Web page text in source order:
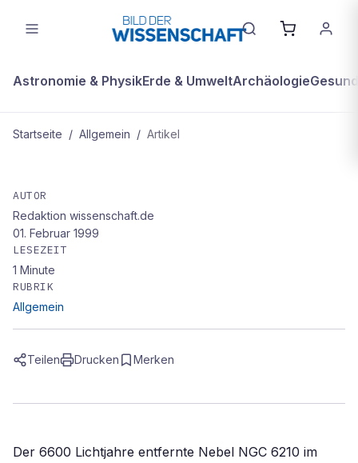
Astronomie & PhysikErde & UmweltArchäologie
Startseite / Allgemein / Artikel
Schildkröte im All
AUTOR
Redaktion wissenschaft.de
01. Februar 1999
LESEZEIT
1 Minute
RUBRIK
Allgemein
Teilen Drucken Merken
Der 6600 Lichtjahre entfernte Nebel NGC 6210 im